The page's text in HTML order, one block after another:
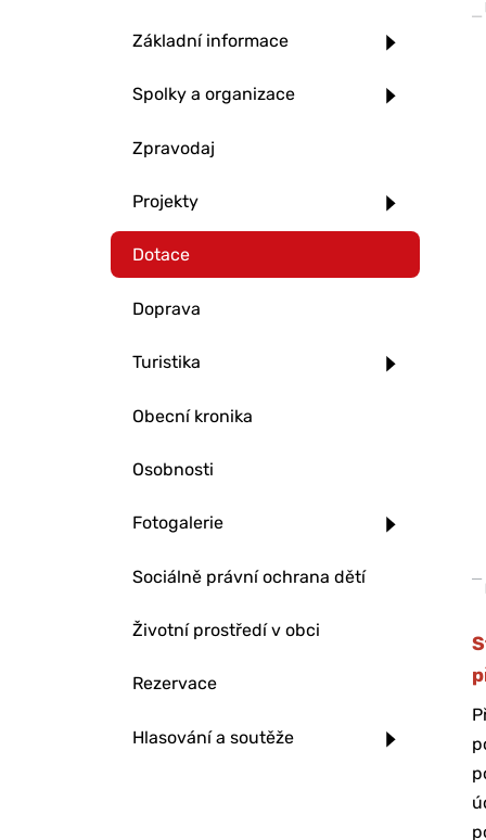
Základní informace
Spolky a organizace
Zpravodaj
Projekty
Dotace
Doprava
Turistika
Obecní kronika
Osobnosti
Fotogalerie
Sociálně právní ochrana dětí
Životní prostředí v obci
Rezervace
Hlasování a soutěže